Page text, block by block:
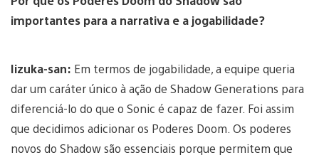
importantes para a narrativa e a jogabilidade?
Iizuka-san: Em termos de jogabilidade, a equipe queria
dar um caráter único à ação de Shadow Generations para
diferenciá-lo do que o Sonic é capaz de fazer. Foi assim
que decidimos adicionar os Poderes Doom. Os poderes
novos do Shadow são essenciais porque permitem que